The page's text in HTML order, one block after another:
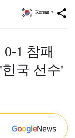
share
Korean ▼
1 참패
국 선수'
GoogleNews